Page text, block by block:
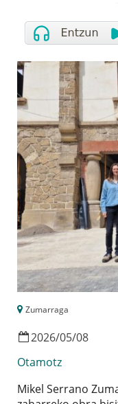
Zumarraga
2026/05/08
Otamotz
Mikel Serrano